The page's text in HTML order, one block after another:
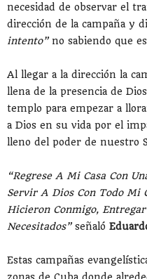
necesidad de observar el
dirección de la campaña y
intento”no sabiendo que
Al llegar a la dirección la
llena de la presencia de
templo para empezar a
a Dios en su vida por el
lleno del poder de nuestro
“Regrese A Mi Casa Con
Servir A Dios Con Todo Mi
Hicieron Conmigo,
Necesitados”señaló
Estas campañas
zonas de Cuba donde